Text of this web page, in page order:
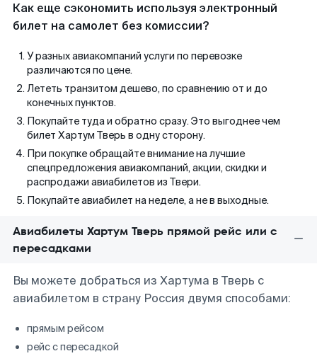
Как еще сэкономить используя электронный
билет на самолет без комиссии?
У разных авиакомпаний услуги по перевозке
различаются по цене.
Лететь транзитом дешево, по сравнению от и до
конечных пунктов.
Покупайте туда и обратно сразу. Это выгоднее чем
билет Хартум Тверь в одну сторону.
При покупке обращайте внимание на лучшие
спецпредложения авиакомпаний, акции, скидки и
распродажи авиабилетов из Твери.
Покупайте авиабилет на неделе, а не в выходные.
Авиабилеты Хартум Тверь прямой рейс или с
пересадками
Вы можете добраться из Хартума в Тверь с
авиабилетом в страну Россия двумя способами:
прямым рейсом
рейс с пересадкой